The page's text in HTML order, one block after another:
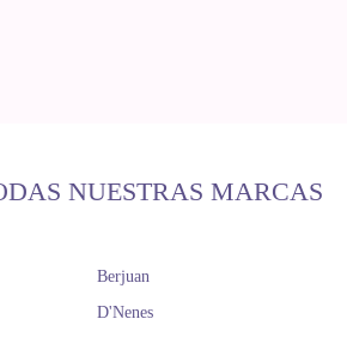
NUESTRAS MARCAS
Berjuan
D'Nenes